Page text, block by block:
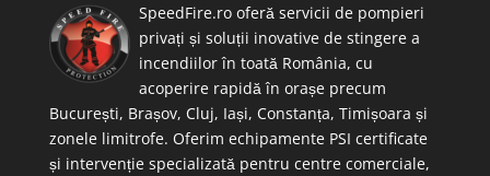
SpeedFire.ro oferă servicii de pompieri
privați și soluții inovative de stingere a
incendiilor în toată România, cu
acoperire rapidă în orașe precum
București, Brașov, Cluj, Iași, Constanța, Timișoara și
zonele limitrofe. Oferim echipamente PSI certificate
și intervenție specializată pentru centre comerciale,